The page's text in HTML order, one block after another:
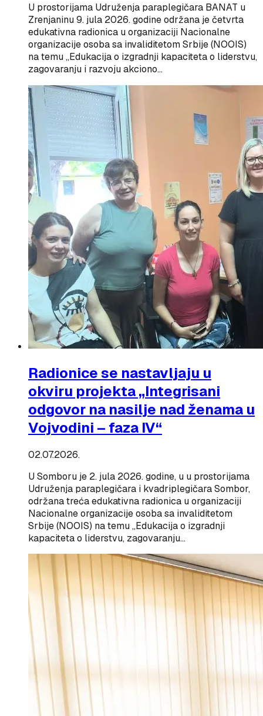
U prostorijama Udruženja paraplegičara BANAT u
Zrenjaninu 9. jula 2026. godine održana je četvrta
edukativna radionica u organizaciji Nacionalne
organizacije osoba sa invaliditetom Srbije (NOOIS)
na temu „Edukacija o izgradnji kapaciteta o liderstvu,
zagovaranju i razvoju akciono…
Radionice se nastavljaju u
okviru projekta „Integrisani
odgovor na nasilje nad ženama u
Vojvodini – faza IV“
02.07.2026.
U Somboru je 2. jula 2026. godine, u u prostorijama
Udruženja paraplegičara i kvadriplegičara Sombor,
održana treća edukativna radionica u organizaciji
Nacionalne organizacije osoba sa invaliditetom
Srbije (NOOIS) na temu „Edukacija o izgradnji
kapaciteta o liderstvu, zagovaranju…